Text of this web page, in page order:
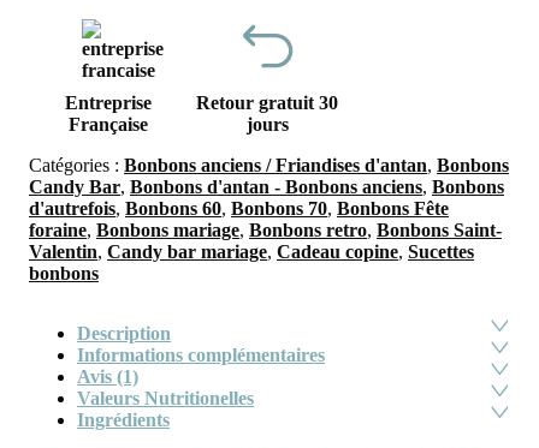
Entreprise
Française
Retour gratuit 30
jours
Catégories : Bonbons anciens / Friandises d'antan, Bonbons
Candy Bar, Bonbons d'antan - Bonbons anciens, Bonbons
d'autrefois, Bonbons 60, Bonbons 70, Bonbons Fête
foraine, Bonbons mariage, Bonbons retro, Bonbons Saint-
Valentin, Candy bar mariage, Cadeau copine, Sucettes
bonbons
Description
Informations complémentaires
Avis (1)
Valeurs Nutritionelles
Ingrédients